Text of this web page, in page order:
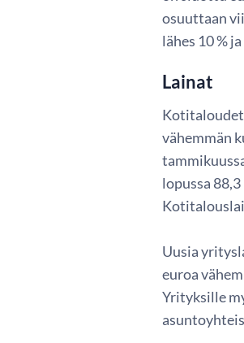
osuuttaan
lähes 10 %
Lainat
Kotitaloudet
vähemmän
lopussa
Uusia
euroa
Yrityksille